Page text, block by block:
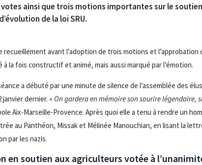
ainsi que trois motions importantes sur le
de la loi SRU.
recueillement avant l’adoption de trois motions et
à la fois constructif et animé, mais aussi marqué par l’émotion.
a débuté par une minute de silence de l’assemblée des
janvier dernier. « On gardera en mémoire son sourire légendaire,
Aix-Marseille-Provence. Après quoi elle a tenu à rendre un
au Panthéon, Missak et Mélinée Manouchian, en lisant la
par les nazis.
en soutien aux agriculteurs votée à